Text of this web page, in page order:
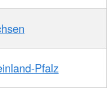
Pfalz